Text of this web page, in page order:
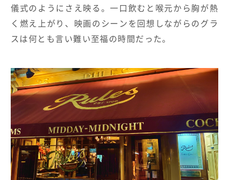
儀式のようにさえ映る。一口飲むと喉元から胸が熱
く燃え上がり、映画のシーンを回想しながらのグラ
スは何とも言い難い至福の時間だった。